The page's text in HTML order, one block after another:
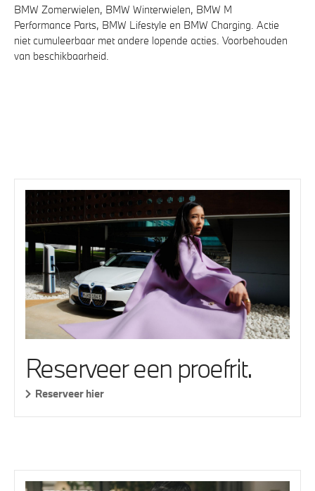
BMW Zomerwielen, BMW Winterwielen, BMW M
Performance Parts, BMW Lifestyle en BMW Charging. Actie
niet cumuleerbaar met andere lopende acties. Voorbehouden
van beschikbaarheid.
Reserveer een proefrit.
Reserveer hier